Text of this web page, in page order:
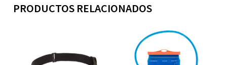
PRODUCTOS RELACIONADOS